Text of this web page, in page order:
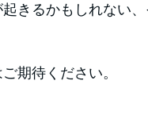
きるかもしれない
期待ください。